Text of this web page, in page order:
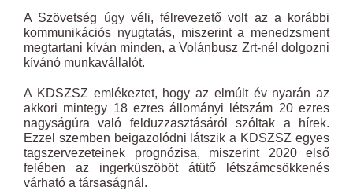
A Szövetség úgy véli, félrevezető volt az a korábbi
kommunikációs nyugtatás, miszerint a menedzsment
megtartani kíván minden, a Volánbusz Zrt-nél dolgozni
kívánó munkavállalót.
A KDSZSZ emlékeztet, hogy az elmúlt év nyarán az
akkori mintegy 18 ezres állományi létszám 20 ezres
nagyságúra való felduzzasztásáról szóltak a hírek.
Ezzel szemben beigazolódni látszik a KDSZSZ egyes
tagszervezeteinek prognózisa, miszerint 2020 első
felében az ingerküszöböt átütő létszámcsökkenés
várható a társaságnál.